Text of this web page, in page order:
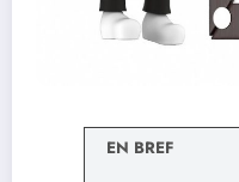
EN BREF